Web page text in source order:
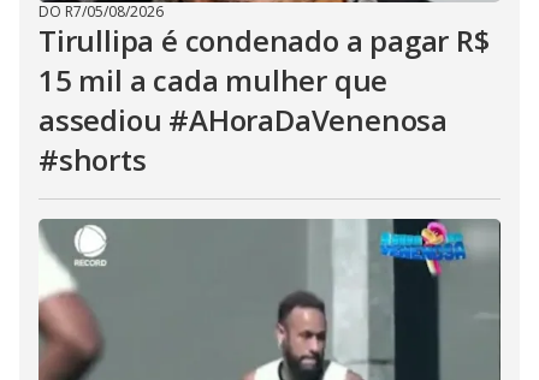
DO R7/05/08/2026
Tirullipa é condenado a pagar R$
15 mil a cada mulher que
assediou #AHoraDaVenenosa
#shorts